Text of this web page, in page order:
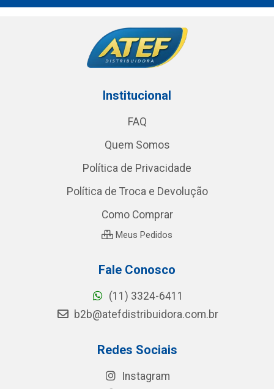
Institucional
FAQ
Quem Somos
Política de Privacidade
Política de Troca e Devolução
Como Comprar
Meus Pedidos
Fale Conosco
(11) 3324-6411
b2b@atefdistribuidora.com.br
Redes Sociais
Instagram